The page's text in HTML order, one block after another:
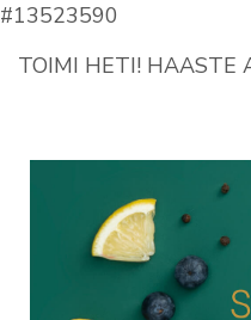
#13523590
TOIMI HETI! HAASTE